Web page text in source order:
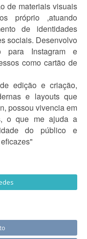
de materiais visuais
próprio ,atuando
de identidades
sociais. Desenvolvo
para Instagram e
como cartão de
edição e criação,
e layouts que
possou vivencia em
o que me ajuda a
do público e